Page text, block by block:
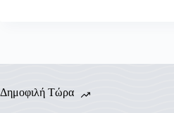
Δημοφιλή Τώρα